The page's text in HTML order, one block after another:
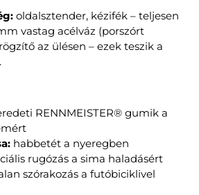
oldalsztender, kézifék – teljesen
vastag acélváz (porszórt
az ülésen – ezek teszik a
RENNMEISTER® gumik a
habbetét a nyeregben
rugózás a sima haladásért
szórakozás a futóbiciklivel